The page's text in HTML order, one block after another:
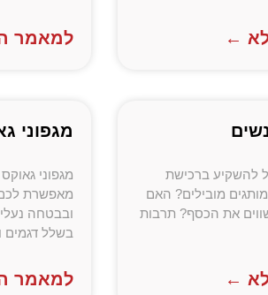
← למאמר
להשקיע ברכישת
מובילים? האם
את הכסף? תרבות
←
מגפוני
מגפוני
מאפשרת לכם
ובבטחה
בשלל דגמים
למאמר